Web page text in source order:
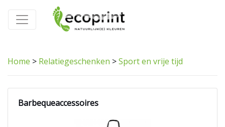
Home > Relatiegeschenken >Sport en vrije tijd
Barbequeaccessoires